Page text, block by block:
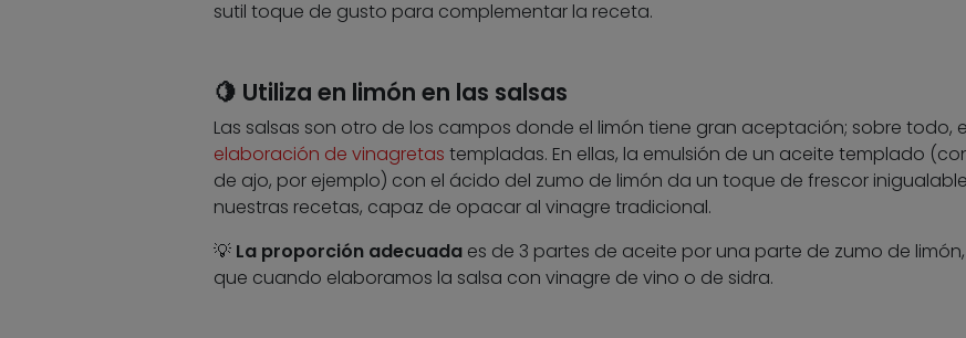
sutil toque de gusto para complementar la receta.
🍋 Utiliza en limón en las salsas
Las salsas son otro de los campos donde el limón tiene gran aceptación; sobre todo,
elaboración de vinagretas templadas. En ellas, la emulsión de un aceite templado
de ajo, por ejemplo) con el ácido del zumo de limón da un toque de frescor
nuestras recetas, capaz de opacar al vinagre tradicional.
💡La proporción adecuadaes de 3 partes de aceite por una parte de zumo de
que cuando elaboramos la salsa con vinagre de vino o de sidra.